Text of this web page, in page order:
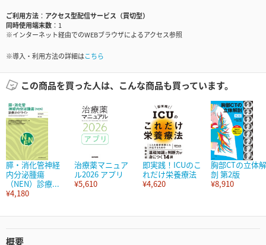
ご利用方法
アクセス型配信サービス（買切型）
同時使用端末数
1
※インターネット経由でのWEBブラウザによるアクセス参照
※導入・利用方法の詳細はこちら
この商品を買った人は、こんな商品も買っています。
膵・消化管神経
内分泌腫瘍
（NEN）診療...
¥4,180
治療薬マニュア
ル2026 アプリ
¥5,610
即実践！ICUのこ
れだけ栄養療法
¥4,620
胸部CTの立体解
剖 第2版
¥8,910
概要